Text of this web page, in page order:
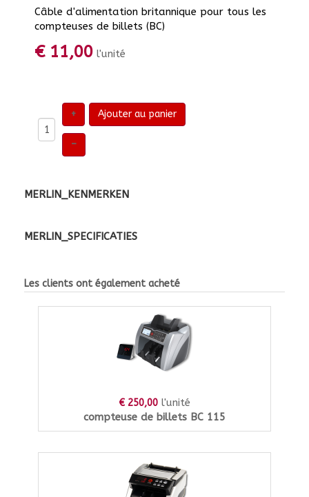
Câble d'alimentation britannique pour tous les
compteuses de billets (BC)
€ 11,00 l'unité
+
–
Ajouter au panier
MERLIN_KENMERKEN
MERLIN_SPECIFICATIES
Les clients ont également acheté
€ 250,00 l'unité
compteuse de billets BC 115